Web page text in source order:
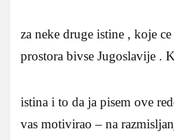
za neke druge istine , koje
prostora bivse Jugoslavije .
istina i to da ja pisem ove
vas motivirao – na